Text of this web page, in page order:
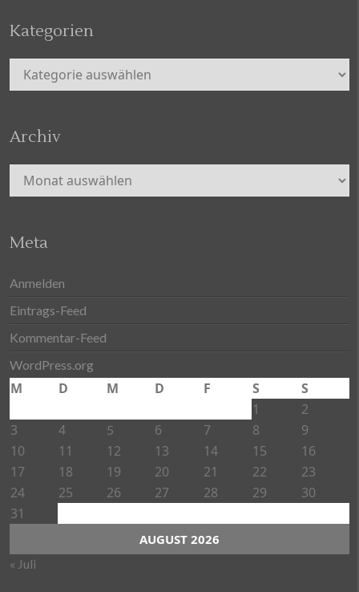
Kategorien
Kategorien
Archiv
Archiv
Meta
Anmelden
Eintrags-Feed
Kommentar-Feed
WordPress.org
AUGUST 2026
M D M D F S
S
1
2
3
4 5 6 7 8
9
10
11 12 13 14 15
16
17
18 19 20 21 22
23
24
25 26 27 28 29
30
31
« Juli